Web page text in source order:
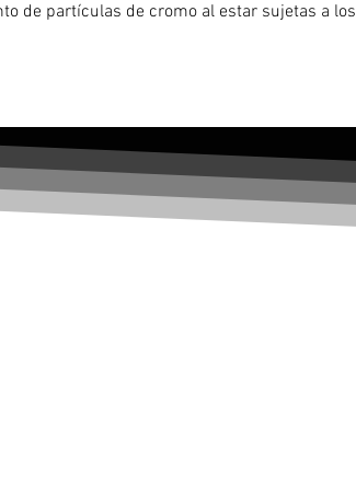
de partículas de cromo al estar sujetas a los